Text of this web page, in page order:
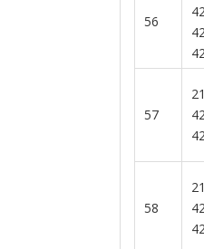
56
57
58